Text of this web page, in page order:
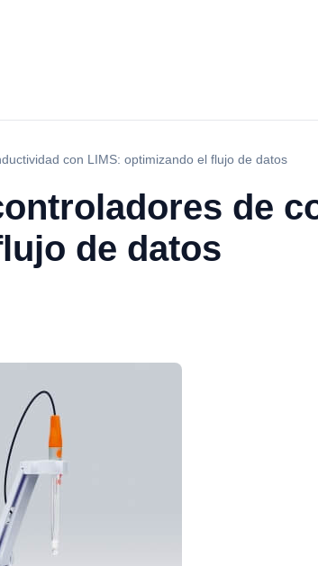
con LIMS: optimizando el flujo de datos
de
de datos